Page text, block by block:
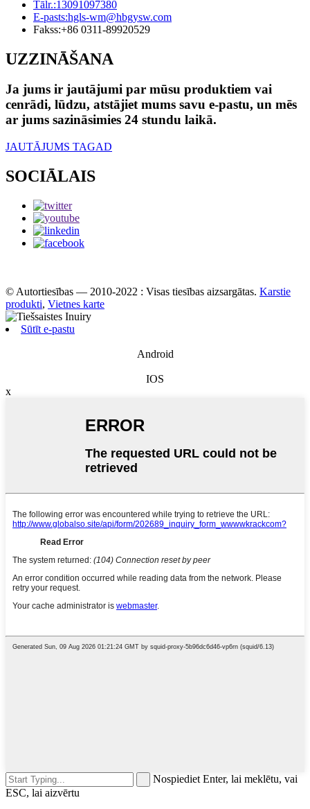
Tālr.:13091097380
E-pasts:hgls-wm@hbgysw.com
Fakss:+86 0311-89920529
UZZINĀŠANA
Ja jums ir jautājumi par mūsu produktiem vai
cenrādi, lūdzu, atstājiet mums savu e-pastu, un mēs
ar jums sazināsimies 24 stundu laikā.
JAUTĀJUMS TAGAD
SOCIĀLAIS
© Autortiesības — 2010-2022 : Visas tiesības aizsargātas. Karstie
produkti, Vietnes karte
Sūtīt e-pastu
Android
IOS
x
Nospiediet Enter, lai meklētu, vai
ESC, lai aizvērtu